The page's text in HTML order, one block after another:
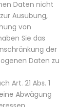
Daten nicht
Ausübung,
von
Sie das
der
Daten zu
Art. 21 Abs. 1
Abwägung